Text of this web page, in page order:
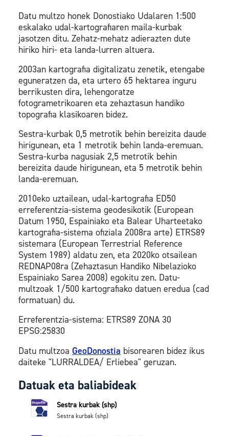
Datu multzo honek Donostiako Udalaren 1:500
eskalako udal-kartografiaren maila-kurbak
jasotzen ditu. Zehatz-mehatz adierazten dute
hiriko hiri- eta landa-lurren altuera.
2003an kartografia digitalizatu zenetik, etengabe
eguneratzen da, eta urtero 65 hektarea inguru
berrikusten dira, lehengoratze
fotogrametrikoaren eta zehaztasun handiko
topografia klasikoaren bidez.
Sestra-kurbak 0,5 metrotik behin bereizita daude
hirigunean, eta 1 metrotik behin landa-eremuan.
Sestra-kurba nagusiak 2,5 metrotik behin
bereizita daude hirigunean, eta 5 metrotik behin
landa-eremuan.
2010eko uztailean, udal-kartografia ED50
erreferentzia-sistema geodesikotik (European
Datum 1950, Espainiako eta Balear Uharteetako
kartografia-sistema ofiziala 2008ra arte) ETRS89
sistemara (European Terrestrial Reference
System 1989) aldatu zen, eta 2020ko otsailean
REDNAP08ra (Zehaztasun Handiko Nibelazioko
Espainiako Sarea 2008) egokitu zen. Datu-
multzoak 1/500 kartografiako datuen eredua (cad
formatuan) du.
Erreferentzia-sistema: ETRS89 ZONA 30
EPSG:25830
Datu multzoa GeoDonostia bisorearen bidez ikus
daiteke "LURRALDEA/ Erliebea" geruzan.
Datuak eta baliabideak
Sestra kurbak (shp)
Sestra kurbak (shp)